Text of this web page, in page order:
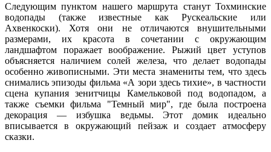
Следующим пунктом нашего маршрута станут Тохминские
водопады (также известные как Рускеальские или
Ахвенкоски). Хотя они не отличаются внушительными
размерами, их красота в сочетании с окружающим
ландшафтом поражает воображение. Рыжий цвет уступов
объясняется наличием солей железа, что делает водопады
особенно живописными. Эти места знамениты тем, что здесь
снимались эпизоды фильма «А зори здесь тихие», в частности
сцена купания зенитчицы Камельковой под водопадом, а
также съемки фильма "Темный мир", где была построена
декорация — избушка ведьмы. Этот домик идеально
вписывается в окружающий пейзаж и создает атмосферу
сказки.